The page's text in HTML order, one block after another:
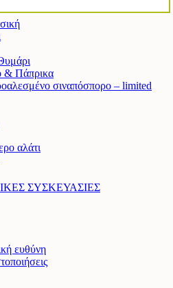
Πάπρικα
σιναπόσπορο – limited
αλάτι
ΣΥΣΚΕΥΑΣΙΕΣ
ευθύνη